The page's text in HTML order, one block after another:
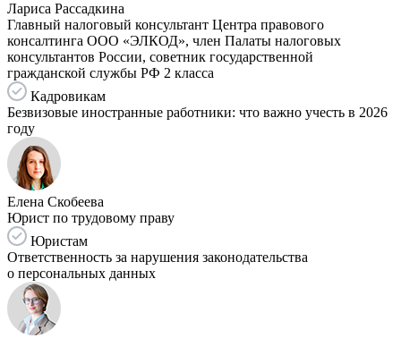
Лариса Рассадкина
Главный налоговый консультант Центра правового
консалтинга ООО «ЭЛКОД», член Палаты налоговых
консультантов России, советник государственной
гражданской службы РФ 2 класса
Кадровикам
Безвизовые иностранные работники: что важно учесть в 2026
году
Елена Скобеева
Юрист по трудовому праву
Юристам
Ответственность за нарушения законодательства
о персональных данных